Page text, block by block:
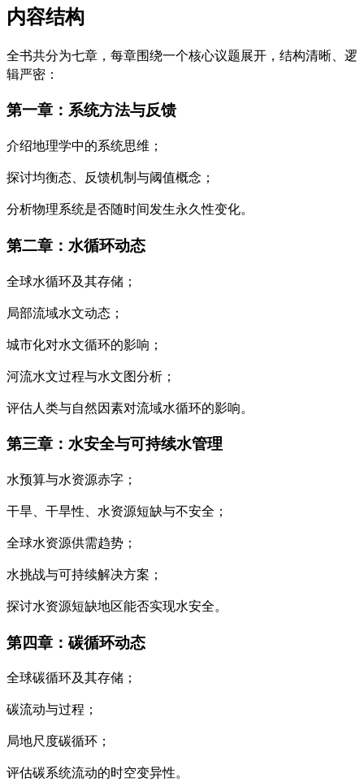
内容结构
全书共分为七章，每章围绕一个核心议题展开，结构清晰、逻
辑严密：
第一章：系统方法与反馈
介绍地理学中的系统思维；
探讨均衡态、反馈机制与阈值概念；
分析物理系统是否随时间发生永久性变化。
第二章：水循环动态
全球水循环及其存储；
局部流域水文动态；
城市化对水文循环的影响；
河流水文过程与水文图分析；
评估人类与自然因素对流域水循环的影响。
第三章：水安全与可持续水管理
水预算与水资源赤字；
干旱、干旱性、水资源短缺与不安全；
全球水资源供需趋势；
水挑战与可持续解决方案；
探讨水资源短缺地区能否实现水安全。
第四章：碳循环动态
全球碳循环及其存储；
碳流动与过程；
局地尺度碳循环；
评估碳系统流动的时空变异性。